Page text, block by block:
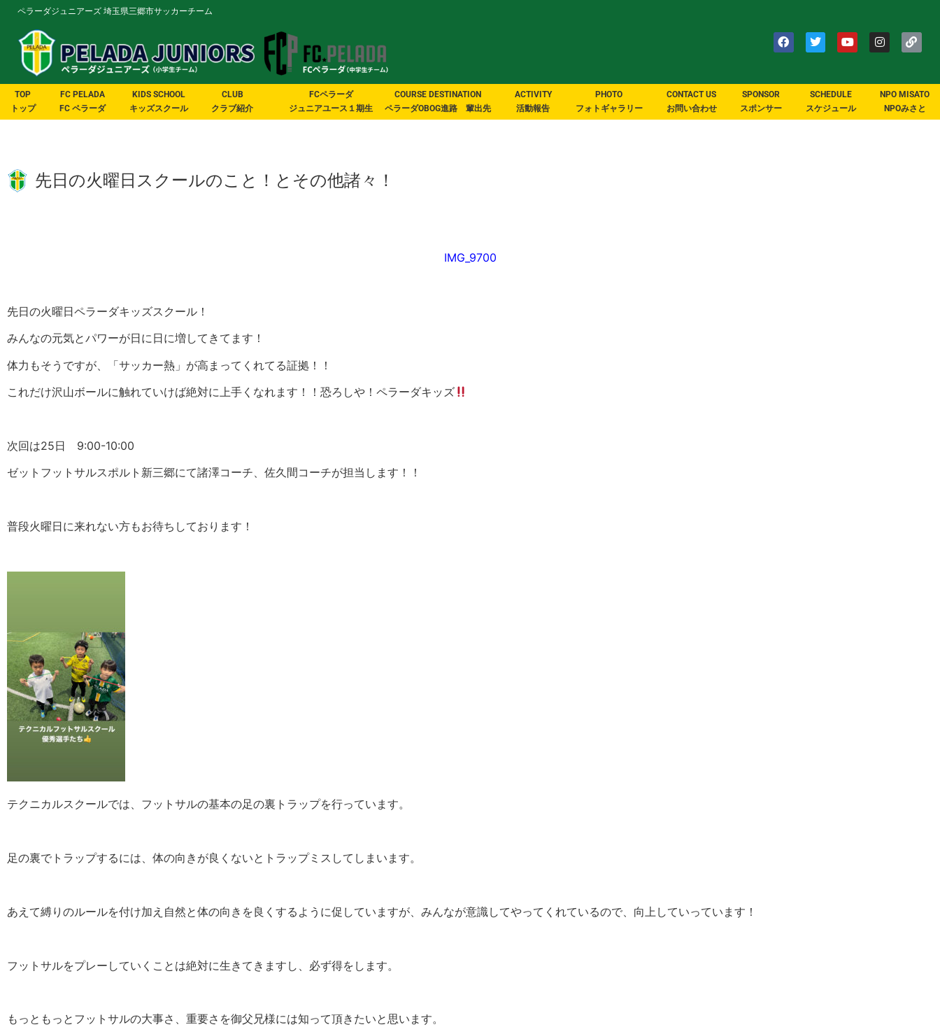
ペラーダジュニアーズ 埼玉県三郷市サッカーチーム
TOP
トップ
FC PELADA
FC ペラーダ
KIDS SCHOOL
キッズスクール
CLUB
クラブ紹介
FCペラーダ
ジュニアユース１期生
COURSE DESTINATION
ペラーダOBOG進路 輩出先
ACTIVITY
活動報告
PHOTO
フォトギャラリー
CONTACT US
お問い合わせ
SPONSOR
スポンサー
SCHEDULE
スケジュール
NPO MISATO
NPOみさと
先日の火曜日スクールのこと！とその他諸々！
IMG_9700
先日の火曜日ペラーダキッズスクール！
みんなの元気とパワーが日に日に増してきてます！
体力もそうですが、「サッカー熱」が高まってくれてる証拠！！
これだけ沢山ボールに触れていけば絶対に上手くなれます！！恐ろしや！ペラーダキッズ
次回は25日 9:00-10:00
ゼットフットサルスポルト新三郷にて諸澤コーチ、佐久間コーチが担当します！！
普段火曜日に来れない方もお待ちしております！
テクニカルスクールでは、フットサルの基本の足の裏トラップを行っています。
足の裏でトラップするには、体の向きが良くないとトラップミスしてしまいます。
あえて縛りのルールを付け加え自然と体の向きを良くするように促していますが、みんなが意識してやってくれているので、向上していっています！
フットサルをプレーしていくことは絶対に生きてきますし、必ず得をします。
もっともっとフットサルの大事さ、重要さを御父兄様には知って頂きたいと思います。